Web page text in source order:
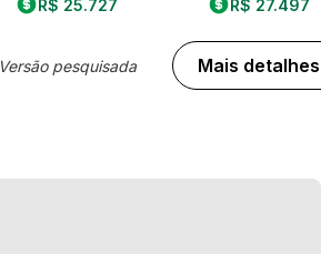
R$ 25.727
Versão pesquisada
R$ 27.497
Mais detalhes